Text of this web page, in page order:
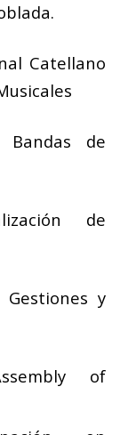
Catellano
de
de
Gestiones y
of